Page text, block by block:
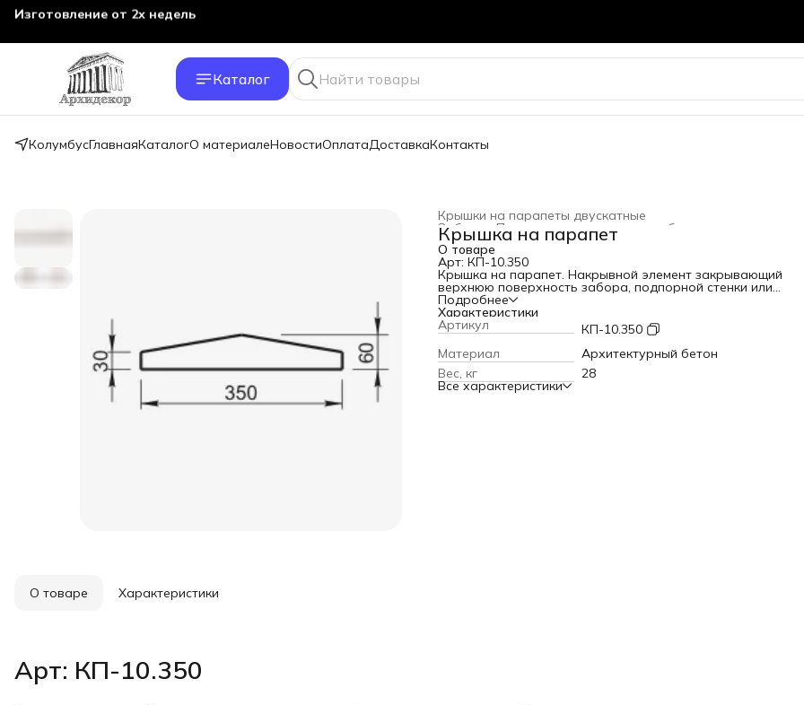
Изготовление от 2х недель
Каталог
КолумбусГлавнаяКаталогО материалеНовостиОплатаДоставкаКонтакты
Крышки на парапеты двускатные
Парапетные крышки для забора
Забор
Весь архитектурный декор
Главная ›
Крышка на парапет
О товаре
Арт: КП-10.350
Крышка на парапет. Накрывной элемент закрывающий
верхнюю поверхность забора, подпорной стенки или
парапета. Защищает конструкцию от попадания влаги.
Ширина: 350 мм
Длина: 800 мм
Высота: 60 мм
Вес: 28 кг
Варианты цвета
Подробнее
Характеристики
Артикул
КП-10.350
Материал
Архитектурный бетон
Вес, кг
28
Все характеристики
О товаре Характеристики
Арт: КП-10.350